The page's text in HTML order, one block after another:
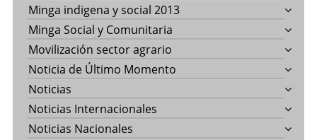
Minga indigena y social 2013
Minga Social y Comunitaria
Movilización sector agrario
Noticia de Último Momento
Noticias
Noticias Internacionales
Noticias Nacionales